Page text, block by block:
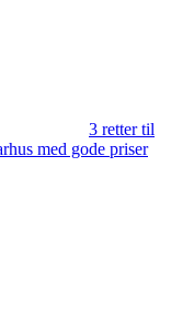
3 retter til
med gode priser